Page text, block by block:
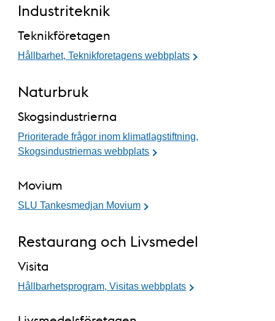
Industriteknik
Teknikföretagen
Hållbarhet, Teknikforetagens webbplats
Naturbruk
Skogsindustrierna
Prioriterade frågor inom klimatlagstiftning,
Skogsindustriernas webbplats
Movium
SLU Tankesmedjan Movium
Restaurang och Livsmedel
Visita
Hållbarhetsprogram, Visitas webbplats